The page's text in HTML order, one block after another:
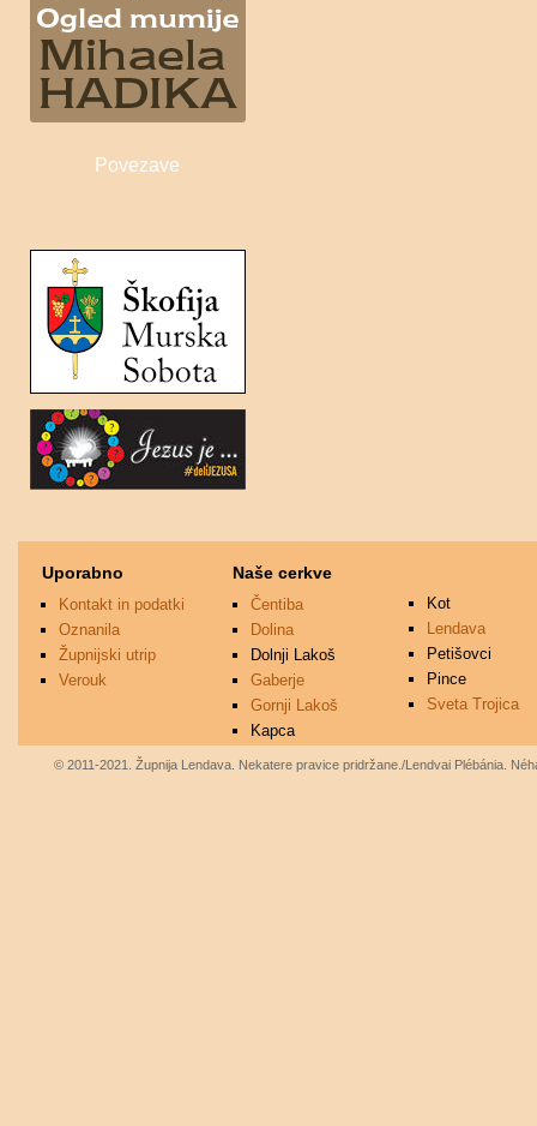
Povezave
Uporabno
Kontakt in podatki
Oznanila
Župnijski utrip
Verouk
Naše cerkve
Čentiba
Dolina
Dolnji Lakoš
Gaberje
Gornji Lakoš
Kapca
Kot
Lendava
Petišovci
Pince
Sveta Trojica
© 2011-2021. Župnija Lendava. Nekatere pravice pridržane./Lendvai Plébánia.